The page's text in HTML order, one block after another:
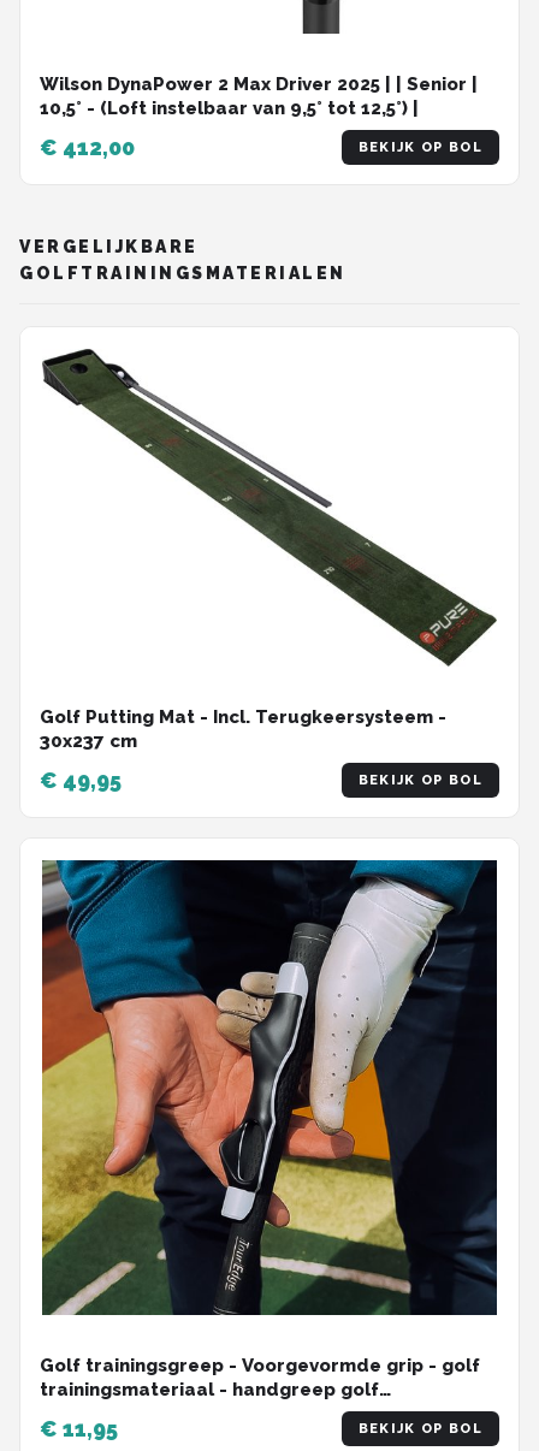
Wilson DynaPower 2 Max Driver 2025 | | Senior |
10,5° - (Loft instelbaar van 9,5° tot 12,5°) |
€ 412,00 BEKIJK OP BOL
VERGELIJKBARE
GOLFTRAININGSMATERIALEN
Golf Putting Mat - Incl. Terugkeersysteem -
30x237 cm
€ 49,95 BEKIJK OP BOL
Golf trainingsgreep - Voorgevormde grip - golf
trainingsmateriaal - handgreep golf
Golftrainingsmaterialen - Golfaccesoires -
Golfgrip trainer - Golf griptrainer
€ 11,95 BEKIJK OP BOL